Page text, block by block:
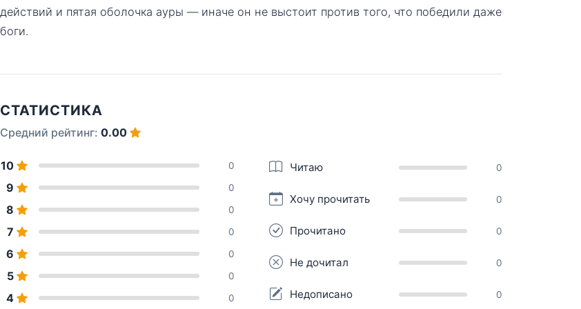
действий и пятая оболочка ауры — иначе он не выстоит против того, что победили даже
боги.
СТАТИСТИКА
Средний рейтинг: 0.00
10 0
9 0
8 0
7 0
6 0
5 0
4 0
Читаю 0
Хочу прочитать 0
Прочитано 0
Не дочитал 0
Недописано 0